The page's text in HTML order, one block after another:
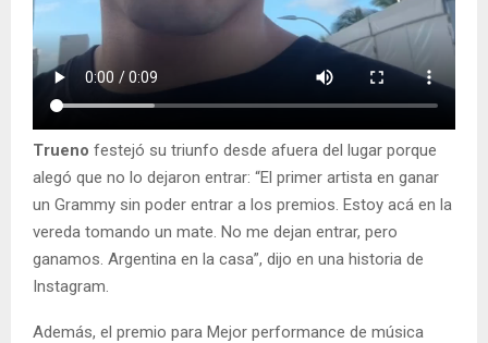
Trueno festejó su triunfo desde afuera del lugar porque
alegó que no lo dejaron entrar: “El primer artista en ganar
un Grammy sin poder entrar a los premios. Estoy acá en la
vereda tomando un mate. No me dejan entrar, pero
ganamos. Argentina en la casa”, dijo en una historia de
Instagram.
Además, el premio para Mejor performance de música